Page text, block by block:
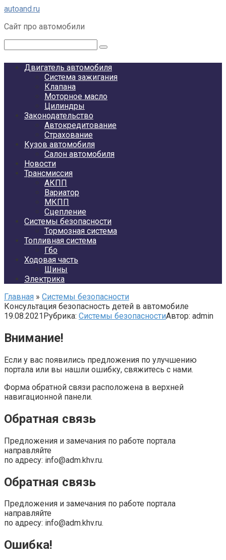
Перейти
контенту
autoand.ru
Сайт про автомобили
Двигатель автомобиля
Система зажигания
Клапана
Моторное масло
Цилиндры
Законодательство
Автокредитование
Страхование
Кузов автомобиля
Салон автомобиля
Новости
Трансмиссия
АКПП
Вариатор
МКПП
Сцепление
Системы безопасности
Тормозная система
Топливная система
Гбо
Ходовая часть
Шины
Электрика
Главная » Системы безопасности
Консультация безопасность детей в автомобиле
19.08.2021Рубрика: Системы безопасностиАвтор: admin
Внимание!
Если у вас появились предложения по улучшению
портала или вы нашли ошибку, свяжитесь с нами.
Форма обратной связи расположена в верхней
навигационной панели.
Обратная связь
Предложения и замечания по работе портала
направляйте
по адресу: info@adm.khv.ru.
Обратная связь
Предложения и замечания по работе портала
направляйте
по адресу: info@adm.khv.ru.
Ошибка!